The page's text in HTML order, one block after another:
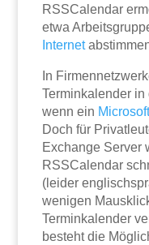
RSSCalendar
etwa
Internet
In
Terminkalender
wenn ein
Doch für
Exchange Server
RSSCalendar
(leider
wenigen
Terminkalender
besteht die